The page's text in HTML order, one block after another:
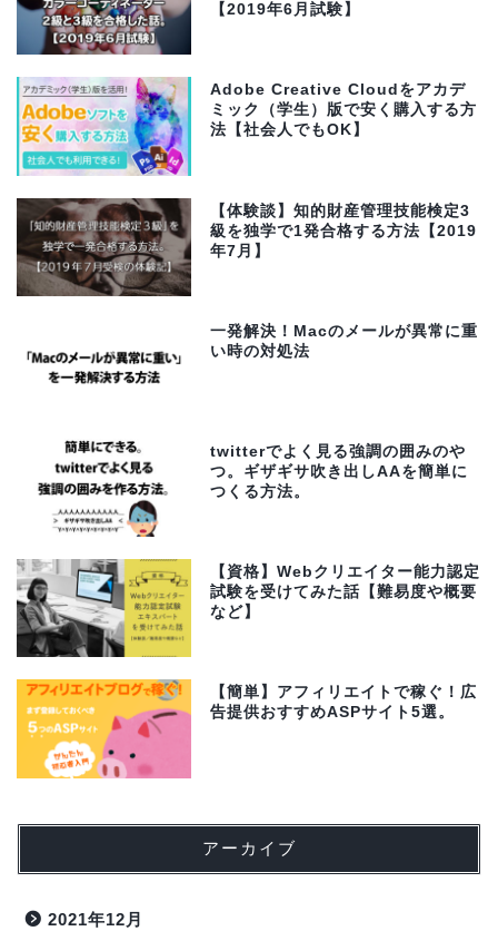
【2019年6月試験】
Adobe Creative Cloudをアカデ
ミック（学生）版で安く購入する方
法【社会人でもOK】
【体験談】知的財産管理技能検定3
級を独学で1発合格する方法【2019
年7月】
一発解決！Macのメールが異常に重
い時の対処法
twitterでよく見る強調の囲みのや
つ。ギザギサ吹き出しAAを簡単に
つくる方法。
【資格】Webクリエイター能力認定
試験を受けてみた話【難易度や概要
など】
【簡単】アフィリエイトで稼ぐ！広
告提供おすすめASPサイト5選。
アーカイブ
2021年12月